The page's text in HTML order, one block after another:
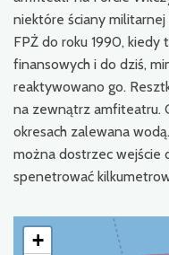
niektóre ściany militarnej
FPŻ do roku 1990,
finansowych i do dziś,
reaktywowano go.
na zewnątrz amfiteatru.
okresach zalewana
można dostrzec wejście
spenetrować
+